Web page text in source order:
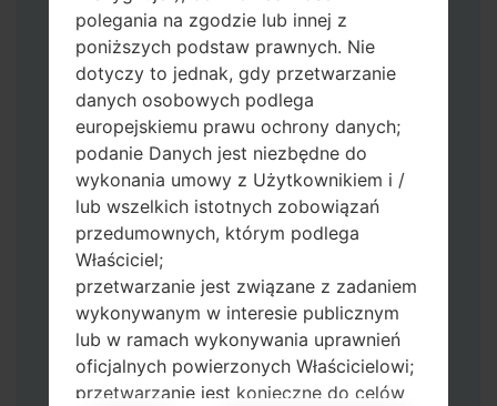
Podłącz kabel USB, a następnie naciśnij i
przytrzymaj przycisk Bixby i klawisz
zmniejszania głośności.
Naciśnij i przytrzymaj klawisz zasilania i
przycisk zwiększania głośności.
Następnie podłącz urządzenie do
komputera, Odin powinien wykryć
telefon, a na ekranie pojawi się numer
portu COM.
Podaj tylko czas przywracania ustawień
fabrycznych i automatycznego
ponownego uruchamiania.
Na koniec naciśnij klawisz Start. Twój
telefon uruchomi się ponownie i odłączy
się od komputera.
polegania na zgodzie lub innej z
poniższych podstaw prawnych. Nie
dotyczy to jednak, gdy przetwarzanie
danych osobowych podlega
europejskiemu prawu ochrony danych;
podanie Danych jest niezbędne do
wykonania umowy z Użytkownikiem i /
lub wszelkich istotnych zobowiązań
przedumownych, którym podlega
Właściciel;
przetwarzanie jest związane z zadaniem
wykonywanym w interesie publicznym
lub w ramach wykonywania uprawnień
oficjalnych powierzonych Właścicielowi;
przetwarzanie jest konieczne do celów